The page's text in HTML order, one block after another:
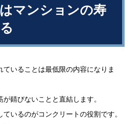
マンションの寿
ていることは最低限の内容になりま
錆びないことと直結します。
いるのがコンクリートの役割です。